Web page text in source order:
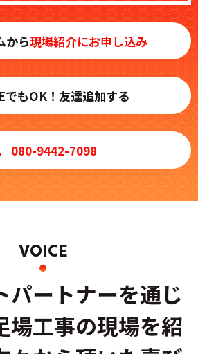
から現場紹介にお申し込み
でもOK！友達追加する
080-9442-7098
VOICE
パートナーを通じ
場工事の現場を紹